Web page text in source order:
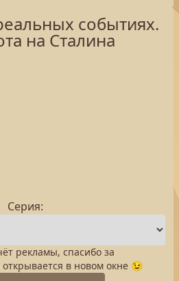
событиях.
на Сталина
Серия:
рекламы, спасибо за
в новом окне 😉